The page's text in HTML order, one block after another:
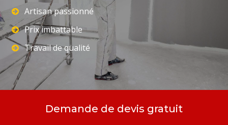
Artisan passionné
Prix imbattable
Travail de qualité
Demande de devis gratuit